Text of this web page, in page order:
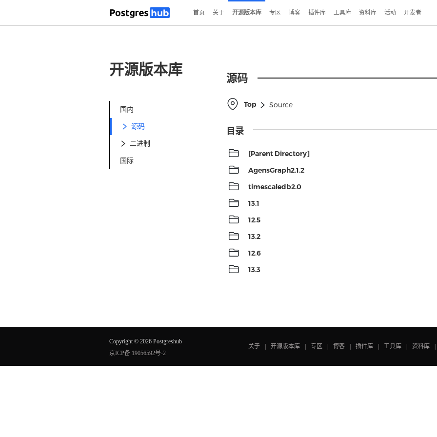
首页 关于 开源版本库 专区 博客 插件库 工具库 资料库 活动 开发者
开源版本库
国内
 源码
 二进制
国际
源码
Top  Source
目录
 [Parent Directory]
 AgensGraph2.1.2
 timescaledb2.0
 13.1
 12.5
 13.2
 12.6
 13.3
Copyright © 2026 Postgreshub
京ICP备 19056592号-2
关于 开源版本库 专区 博客 插件库 工具库 资料库